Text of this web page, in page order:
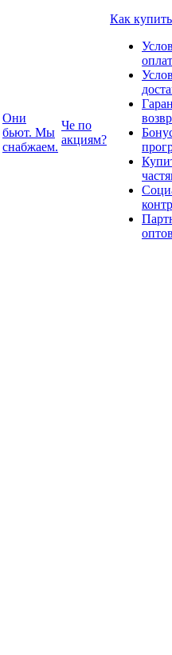
Они
бьют. Мы
снабжаем.
Че по
акциям?
Как купить